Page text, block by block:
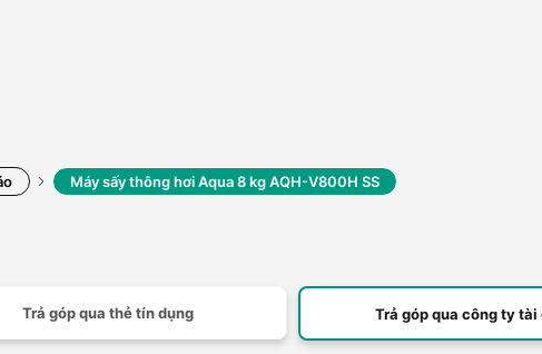
Máy sấy thông hơi Aqua 8 kg AQH-V800H SS
Trả góp qua thẻ tín dụng Trả góp qua công ty tài